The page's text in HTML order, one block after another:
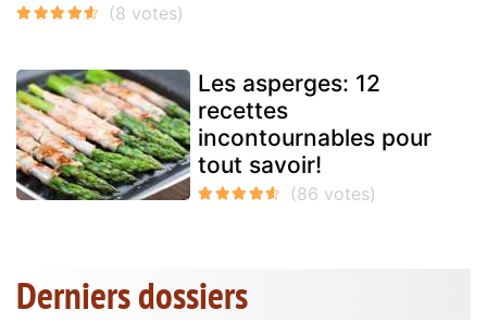
Les asperges: 12
recettes
incontournables pour
tout savoir!
Derniers dossiers